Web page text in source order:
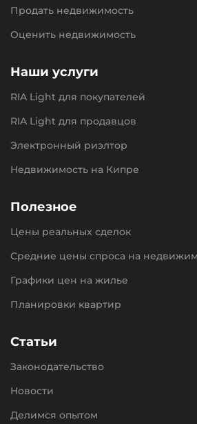
Продать недвижимость
Оценить недвижимость
Наши услуги
RIA Light для покупателей
RIA Light для продавцов
Электронный риэлтор
Недвижимость на Кипре
Полезное
Цены реальных сделок
Средние цены спроса на
Графики цен на жилье
Планировки квартир
Статьи
Законодательство
Новости
Делимся опытом